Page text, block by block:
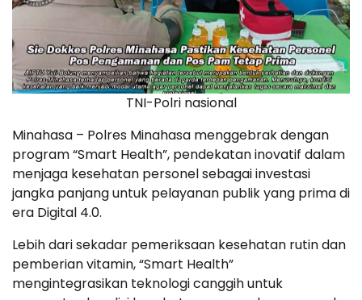
TNI-Polri nasional
Minahasa – Polres Minahasa menggebrak dengan
program “Smart Health”, pendekatan inovatif dalam
menjaga kesehatan personel sebagai investasi
jangka panjang untuk pelayanan publik yang prima di
era Digital 4.0.
Lebih dari sekadar pemeriksaan kesehatan rutin dan
pemberian vitamin, “Smart Health”
mengintegrasikan teknologi canggih untuk